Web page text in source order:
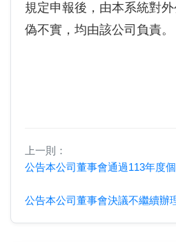
規定申報後，由本系統對
偽不實，均由該公司負責。
上一則：
公告本公司董事會通過113年度
公告本公司董事會決議不繼續辦